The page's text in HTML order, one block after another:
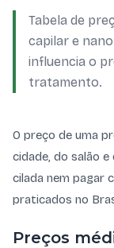
Tabela de
capilar e
influencia o
tratamento.
O preço de uma
cidade, do salão
cilada nem pagar
praticados no
Preços